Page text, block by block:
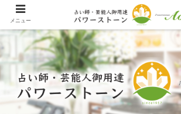
メニュー